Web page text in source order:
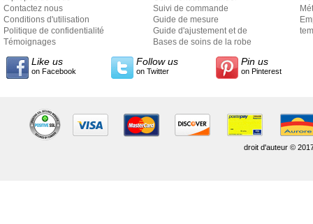
Contactez nous
Conditions d'utilisation
Politique de confidentialité
Témoignages
Suivi de commande
Guide de mesure
Guide d'ajustement et de
style
Bases de soins de la robe
Like us
on Facebook
Follow us
on Twitter
Pin us
on Pinterest
droit d'auteur ©